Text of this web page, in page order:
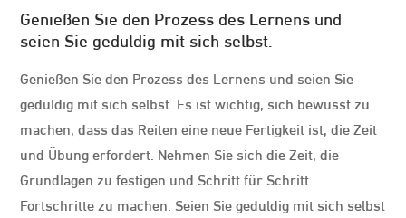
Genießen Sie den Prozess des Lernens und
seien Sie geduldig mit sich selbst.
Genießen Sie den Prozess des Lernens und seien Sie
geduldig mit sich selbst. Es ist wichtig, sich bewusst zu
machen, dass das Reiten eine neue Fertigkeit ist, die Zeit
und Übung erfordert. Nehmen Sie sich die Zeit, die
Grundlagen zu festigen und Schritt für Schritt
Fortschritte zu machen. Seien Sie geduldig mit sich selbst